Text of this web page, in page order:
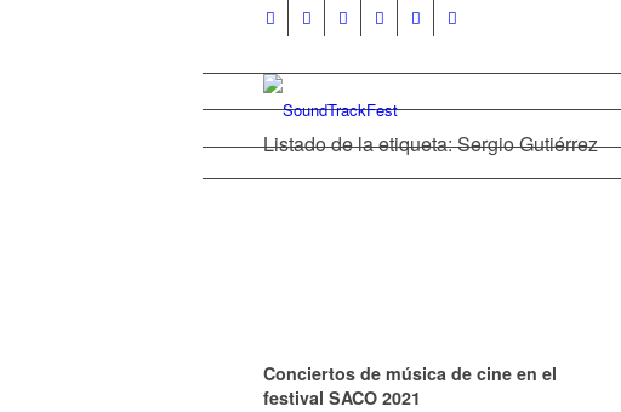
Listado de la etiqueta: Sergio Gutiérrez
Conciertos de música de cine en el
festival SACO 2021